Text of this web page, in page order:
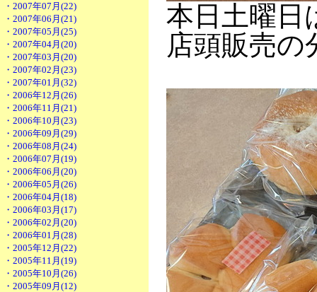
・2007年07月(22)
・2007年06月(21)
・2007年05月(25)
・2007年04月(20)
・2007年03月(20)
・2007年02月(23)
・2007年01月(32)
・2006年12月(26)
・2006年11月(21)
・2006年10月(23)
・2006年09月(29)
・2006年08月(24)
・2006年07月(19)
・2006年06月(20)
・2006年05月(26)
・2006年04月(18)
・2006年03月(17)
・2006年02月(20)
・2006年01月(28)
・2005年12月(22)
・2005年11月(19)
・2005年10月(26)
・2005年09月(12)
本日土曜日
店頭販売の